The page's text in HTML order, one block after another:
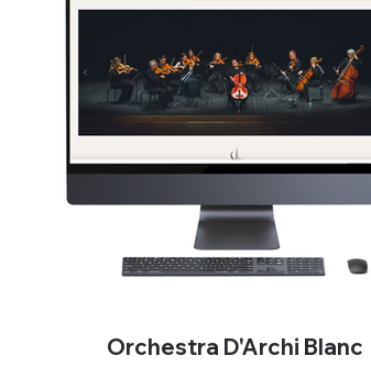
Orchestra D'Archi Blanc